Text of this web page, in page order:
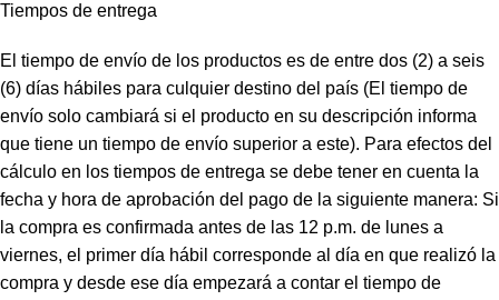
Tiempos de entrega
El tiempo de envío de los productos es de entre dos (2) a seis
(6) días hábiles para culquier destino del país (El tiempo de
envío solo cambiará si el producto en su descripción informa
que tiene un tiempo de envío superior a este). Para efectos del
cálculo en los tiempos de entrega se debe tener en cuenta la
fecha y hora de aprobación del pago de la siguiente manera: Si
la compra es confirmada antes de las 12 p.m. de lunes a
viernes, el primer día hábil corresponde al día en que realizó la
compra y desde ese día empezará a contar el tiempo de